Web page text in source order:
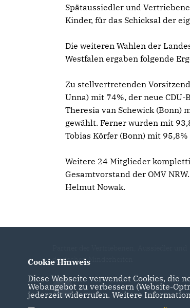
Spätaussiedler und
Kinder, für das Schicksal der
Die weiteren Wahlen der
Westfalen ergaben folgende
Zu stellvertretenden
Unna) mit 74%, der neue
Theresia van Schewick (Bonn)
gewählt. Ferner wurden mit
Tobias Körfer (Bonn) mit
Weitere 24 Mitglieder
Gesamtvorstand der OMV
Helmut Nowak.
deutschen Minderheiten
Cookie Hinweis
Diese Webseite verwendet Cookies, die
Webangebot zu verbessern (Website-
jederzeit widerrufen. Weitere